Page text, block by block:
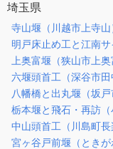
埼玉県
寺山堰（川越市上寺山
明戸床止め工と江南サ
上奥富堰（狭山市上奥
六堰頭首工（深谷市田
八幡橋と出丸堰（坂戸
栃本堰と飛石・再訪（
中山頭首工（川島町長
宮ヶ谷戸前堰（ときが